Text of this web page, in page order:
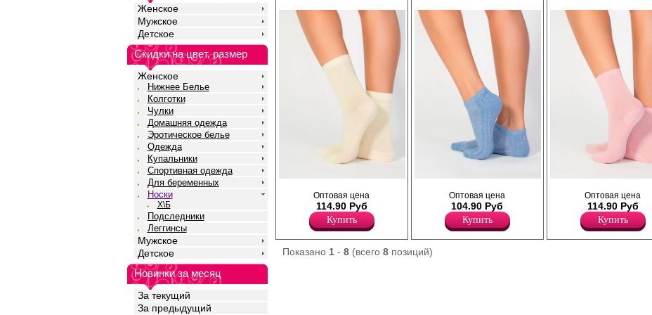
Женское
Мужское
Детское
Скидки на цвет, размер
Женское
Нижнее Белье
Колготки
Чулки
Домашняя одежда
Эротическое белье
Одежда
Купальники
Спортивная одежда
Для беременных
Носки
Х\Б
Подследники
Леггинсы
Мужское
Детское
Новинки за месяц
За текущий
За предыдущий
подходят для лета. Тактильно приятные на
ощупь подходят даже для самой
чувствительной кожи. Удобная и
комфортная модель на каждый день.
Полиамид 5%
Хлопок 93%
Эластан 2%
чувствительной кожи. Удобная и
комфортная модель на каждый день
занятий спортом.
Хлопок 80%
Эластан 5%
день
однотонные носочки из
высококачественного натурального хлопка
с добавлением полиамида и эластана,
лаконичных оттенков. Натуральный хлопок
обеспечивает мягкость и
воздухопроницаемость, а синтетические
волокна добавляют износостойкость,
сохраняя форму даже после активной
эластану носочки не сползают и не
Оптовая цена
114.90 Руб
Купить
носочки с рельефным следом, сетчатым
верхом, из высококачественного
натурального хлопка с добавление
полиамида и эластана, классических
оттенков. Натуральный хлопок
обеспечивает мягкость и
воздухопроницаемость, а синтетические
Оптовая цена
104.90 Руб
Купить
однотонные носочки из
высококачественного натурального
с добавлением полиамида и эластана,
лаконичных оттенков. Натуральный
обеспечивает мягкость и
Оптовая цена
114.90 Руб
Купить
Показано 1- 8(всего 8позиций)